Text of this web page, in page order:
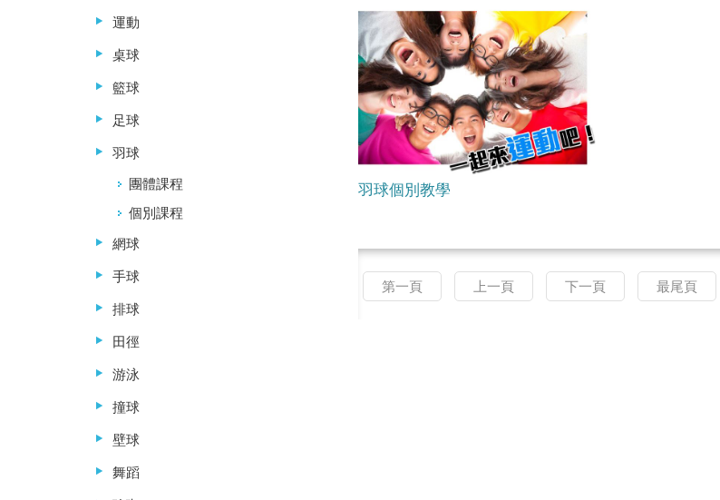
運動
桌球
籃球
足球
羽球
團體課程
個別課程
網球
手球
排球
田徑
游泳
撞球
壁球
舞蹈
羽球個別教學
第一頁 上一頁 下一頁 最尾頁